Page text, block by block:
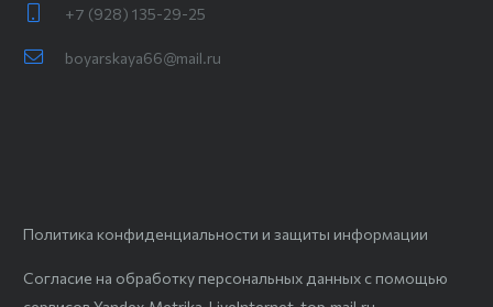
+7 (928) 135-29-25
boyarskaya66@mail.ru
Политика конфиденциальности и защиты информации
Согласие на обработку персональных данных с помощью